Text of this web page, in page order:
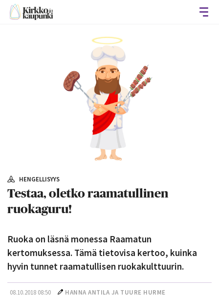
HENGELLISYYS
Testaa, oletko raamatullinen
ruokaguru!
Ruoka on läsnä monessa Raamatun
kertomuksessa. Tämä tietovisa kertoo, kuinka
hyvin tunnet raamatullisen ruokakulttuurin.
08.10.2018 08:50 HANNA ANTILA JA TUURE HURME